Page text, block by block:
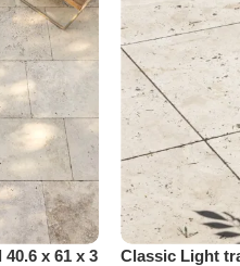
x 61 x 3
Classic Light